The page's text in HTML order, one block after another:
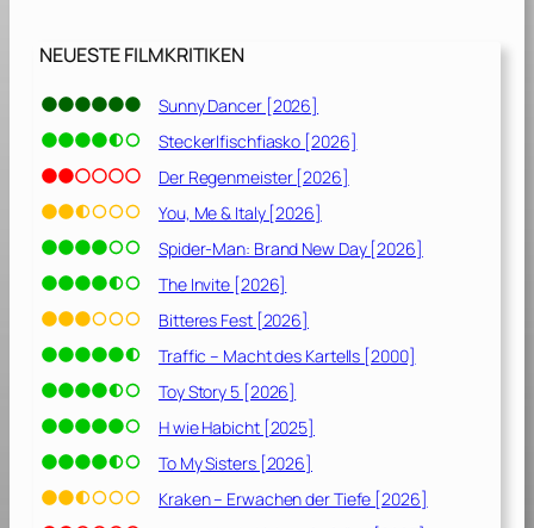
NEUESTE FILMKRITIKEN
Sunny Dancer [2026]
Steckerlfischfiasko [2026]
Der Regenmeister [2026]
You, Me & Italy [2026]
Spider-Man: Brand New Day [2026]
The Invite [2026]
Bitteres Fest [2026]
Traffic – Macht des Kartells [2000]
Toy Story 5 [2026]
H wie Habicht [2025]
To My Sisters [2026]
Kraken – Erwachen der Tiefe [2026]